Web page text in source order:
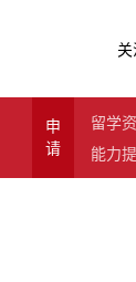
申
请
留学
能力